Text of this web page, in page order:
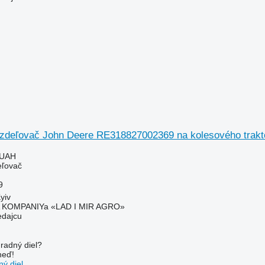
John Deere RE318827002369 na kolesového
«LAD I MIR AGRO»
diel?